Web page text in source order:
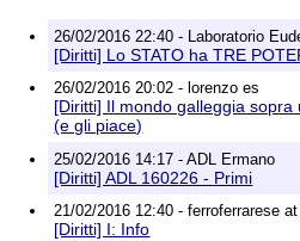
Informativa sulla privacy
Richieste di rimozione
26/02/2016 22:40 - Laboratorio
[Diritti] Lo STATO ha TRE
26/02/2016 20:02 - lorenzo es
[Diritti] Il mondo galleggia
(e gli piace)
25/02/2016 14:17 - ADL Ermano
[Diritti] ADL 160226 - Primi
21/02/2016 12:40 - ferroferrarese
[Diritti] I: Info